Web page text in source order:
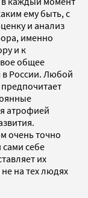
ему быть, с
и анализ
именно
и к
общее
в России. Любой
атрофией
очень точно
себе
их
на тех людях